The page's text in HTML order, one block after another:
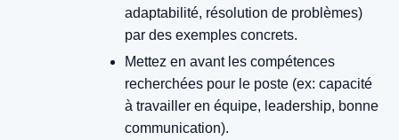
adaptabilité, résolution de problèmes)
par des exemples concrets.
Mettez en avant les compétences
recherchées pour le poste (ex: capacité
à travailler en équipe, leadership, bonne
communication).